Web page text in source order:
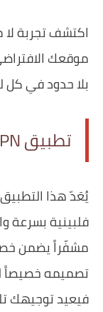
موقعك
بلا حدود في
تطبيق VPN الفلبين
يُعَدّ هذا
فلبينية بسرعة
مشفّراً يضمن
تصميمه خصيصاً
فيعيد توجيهك